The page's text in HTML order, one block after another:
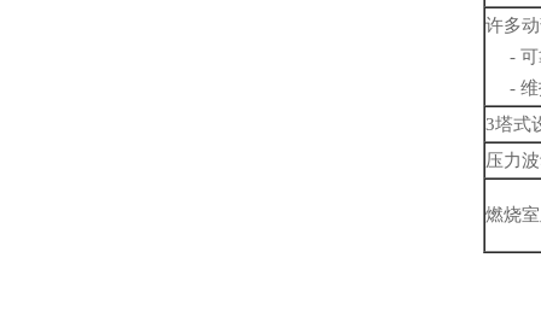
许多
- 可
- 维
3塔式
压力
燃烧